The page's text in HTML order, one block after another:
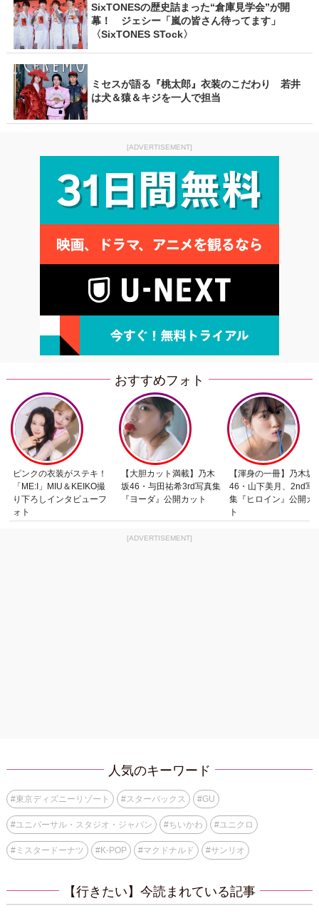
SixTONESの歴史詰まった“倉庫見学会”が開
幕！ ジェシー「嵐の皆さん待ってます」
〈SixTONES STock〉
ミセスが語る『桃太郎』衣装のこだわり 若井
は犬＆猿＆キジを一人で担当
[ADVERTISEMENT]
おすすめフォト
ピンクの衣装がステキ！
「ME:I」MIU＆KEIKO撮
り下ろしインタビューフ
ォト
【大胆カット満載】乃木
坂46・与田祐希3rd写真集
『ヨーダ』公開カット
【渾身の一冊】乃木坂
46・山下美月、2nd写
集『ヒロイン』公開カ
ト
[ADVERTISEMENT]
人気のキーワード
#東京ディズニーリゾート #スターバックス #GU
#ユニバーサル・スタジオ・ジャパン #ちいかわ #ユニクロ
#ミスタードーナツ #K-POP #マクドナルド #サンリオ
【行きたい】今読まれている記事